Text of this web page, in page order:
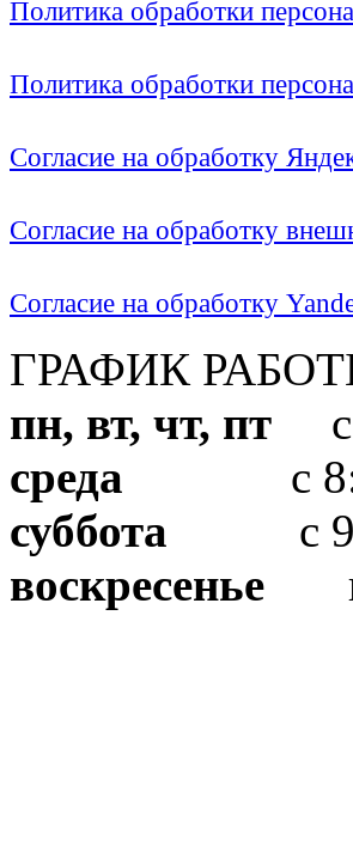
Политика обработки
Политика обработки
Согласие на обработку
Согласие на обработку
Согласие на обработку
ГРАФИК
пн, вт, чт, пт с
среда с 8:00
суббота с
воскресенье